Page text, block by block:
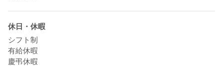
休日・休暇
シフト制
有給休暇
慶弔休暇